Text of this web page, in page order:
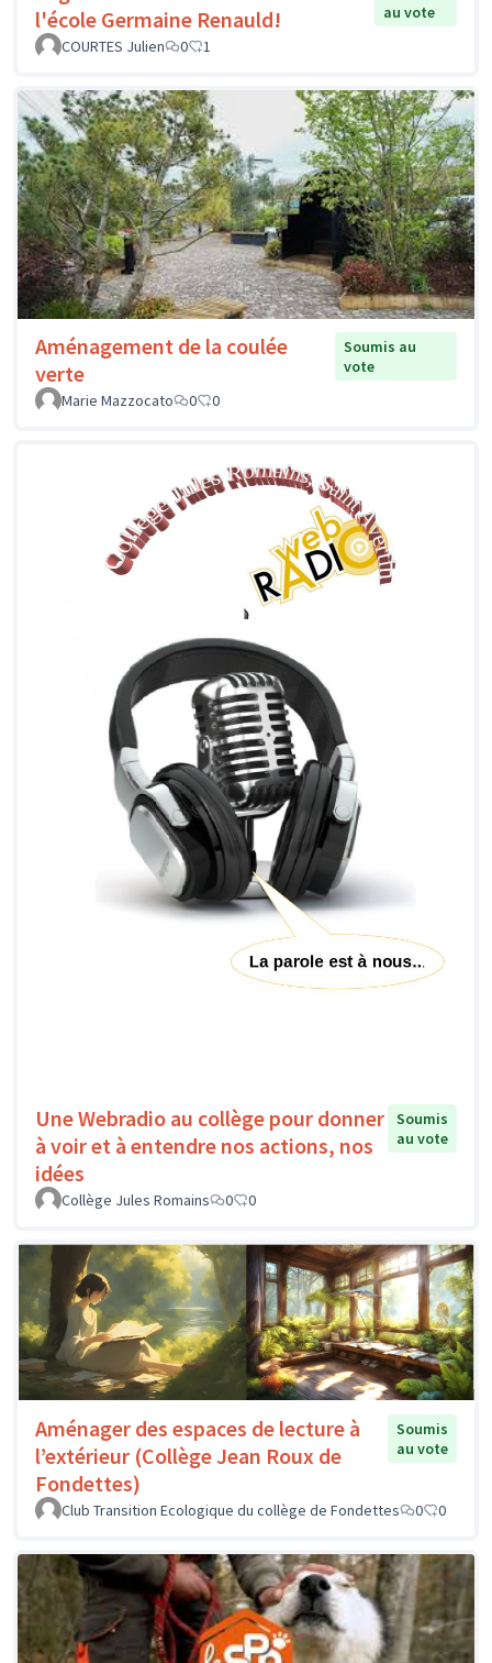
l'école Germaine Renauld!
au vote
COURTES Julien
0 1
Aménagement de la coulée
verte
Soumis au
vote
Marie Mazzocato
0 0
Une Webradio au collège pour donner
à voir et à entendre nos actions, nos
idées
Soumis
au vote
Collège Jules Romains 0 0
Aménager des espaces de lecture à
l’extérieur (Collège Jean Roux de
Fondettes)
Soumis
au vote
Club Transition Ecologique du collège de Fondettes 0 0